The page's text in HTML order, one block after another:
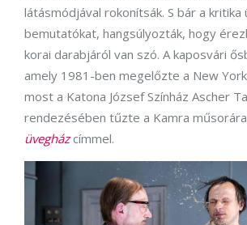
látásmódjával rokonítsák. S bár a kritika
bemutatókat, hangsúlyozták, hogy
korai darabjáról van szó. A kaposvári
amely 1981-ben megelőzte a New
most a Katona József Színház Ascher
rendezésében tűzte a Kamra
üvegházcímmel.